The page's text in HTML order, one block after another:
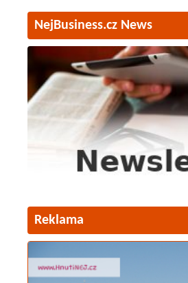
NejBusiness.cz News
Reklama